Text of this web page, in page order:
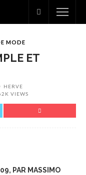
MODE
ET
HERVE
VIEWS
PAR MASSIMO